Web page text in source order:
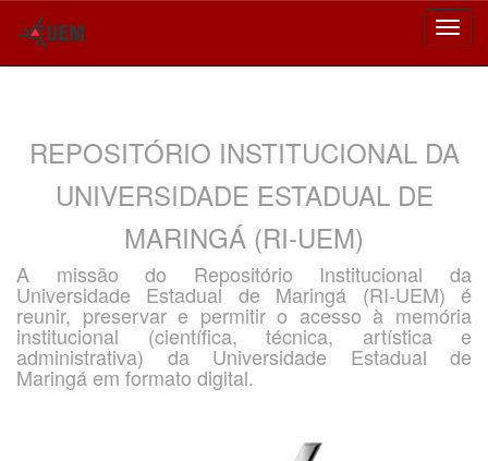
REPOSITÓRIO INSTITUCIONAL DA
UNIVERSIDADE ESTADUAL DE
MARINGÁ (RI-UEM)
A missão do Repositório Institucional da
Universidade Estadual de Maringá (RI-UEM) é
reunir, preservar e permitir o acesso à memória
institucional (científica, técnica, artística e
administrativa) da Universidade Estadual de
Maringá em formato digital.